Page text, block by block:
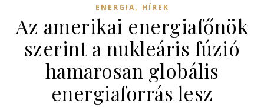
ENERGIA, HÍREK
Az amerikai energiafőnök
szerint a nukleáris fúzió
hamarosan globális
energiaforrás lesz